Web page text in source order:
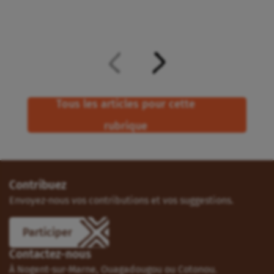
Tous les articles pour cette
rubrique
Contribuez
Envoyez-nous vos contributions et vos suggestions.
Participer
Contactez-nous
À Nogent-sur-Marne, Ouagadougou ou Cotonou.